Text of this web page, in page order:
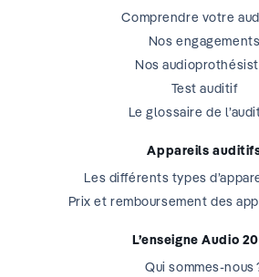
Comprendre votre
Nos engagements
Nos
Test auditif
Le glossaire de
Appareils
Les différents types
Prix et remboursement des
L’enseigne Audio
Qui sommes-nous